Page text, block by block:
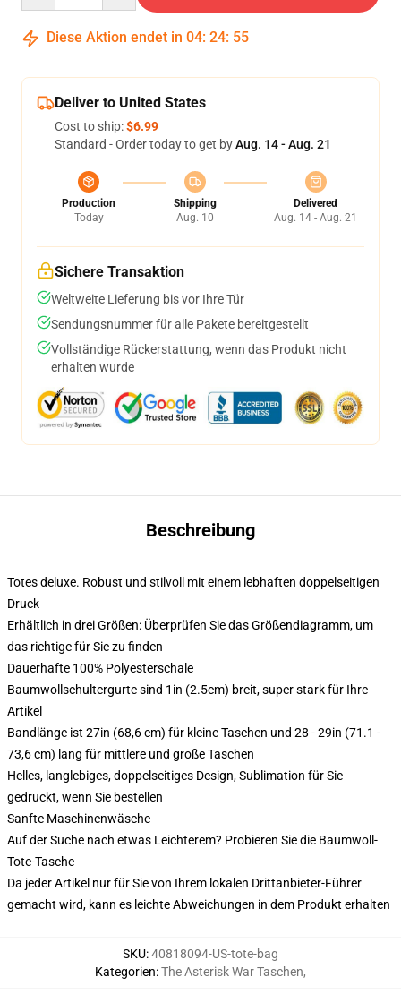
Diese Aktion endet in 04: 24: 54
Deliver to United States
Cost to ship:$6.99
Standard - Order today to get byAug. 14 - Aug. 21
Production
Today
Shipping
Aug. 10
Delivered
Aug. 14 - Aug. 21
Sichere Transaktion
Weltweite Lieferung bis vor Ihre Tür
Sendungsnummer für alle Pakete bereitgestellt
Vollständige Rückerstattung, wenn das Produkt nicht
erhalten wurde
Beschreibung
Totes deluxe. Robust und stilvoll mit einem lebhaften doppelseitigen
Druck
Erhältlich in drei Größen: Überprüfen Sie das Größendiagramm, um
das richtige für Sie zu finden
Dauerhafte 100% Polyesterschale
Baumwollschultergurte sind 1in (2.5cm) breit, super stark für Ihre
Artikel
Bandlänge ist 27in (68,6 cm) für kleine Taschen und 28 - 29in (71.1 -
73,6 cm) lang für mittlere und große Taschen
Helles, langlebiges, doppelseitiges Design, Sublimation für Sie
gedruckt, wenn Sie bestellen
Sanfte Maschinenwäsche
Auf der Suche nach etwas Leichterem? Probieren Sie die Baumwoll-
Tote-Tasche
Da jeder Artikel nur für Sie von Ihrem lokalen Drittanbieter-Führer
gemacht wird, kann es leichte Abweichungen in dem Produkt erhalten
SKU:40818094-US-tote-bag
Kategorien:The Asterisk War Taschen,